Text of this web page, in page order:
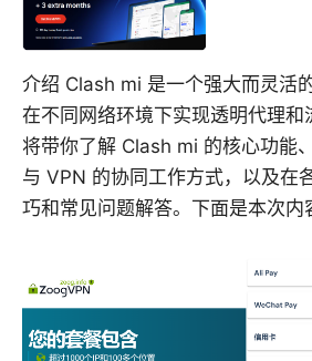
介绍 Clash mi 是一个强大而灵活
在不同网络环境下实现透明代理和
将带你了解 Clash mi 的核心功能
与 VPN 的协同工作方式，以及在
巧和常见问题解答。下面是本次内